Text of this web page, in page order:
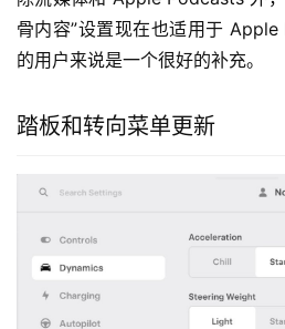
苹果音乐现在可以屏蔽“露骨内容”。